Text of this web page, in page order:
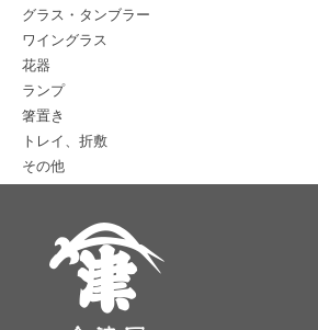
グラス・タンブラー
ワイングラス
花器
ランプ
箸置き
トレイ、折敷
その他